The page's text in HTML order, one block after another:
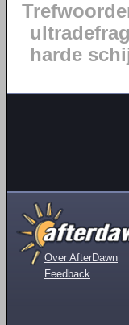
ultradefrag
harde
Over AfterDawn
Feedback